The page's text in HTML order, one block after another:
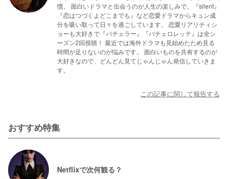
慣。 面白いドラマと出会うのが人生の楽しみで、『silent』
『恋はつづくよどこまでも』など恋愛ドラマからキュン成
分を吸い取って日々を過ごしています。 恋愛リアリティシ
ョーも大好きで『バチェラー』『バチェロレッテ』は全シ
ーズン2回視聴！ 最近では海外ドラマも見始めたため見る
時間が足りないのが悩みです。 面白いものを共有するのが
大好きなので、どんどん見てじゃんじゃん発信していきま
す。
この記事に関して報告する
おすすめ特集
Netflixで次何観る？